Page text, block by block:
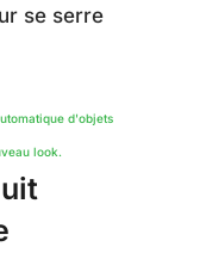
se serre